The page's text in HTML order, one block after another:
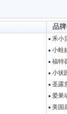
品牌
●禾小
●小蛙
●福特
●小状
●圣露
●爱果
●美国